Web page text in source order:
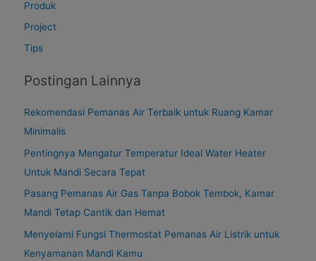
Produk
Project
Tips
Postingan Lainnya
Rekomendasi Pemanas Air Terbaik untuk Ruang Kamar
Minimalis
Pentingnya Mengatur Temperatur Ideal Water Heater
Untuk Mandi Secara Tepat
Pasang Pemanas Air Gas Tanpa Bobok Tembok, Kamar
Mandi Tetap Cantik dan Hemat
Menyelami Fungsi Thermostat Pemanas Air Listrik untuk
Kenyamanan Mandi Kamu